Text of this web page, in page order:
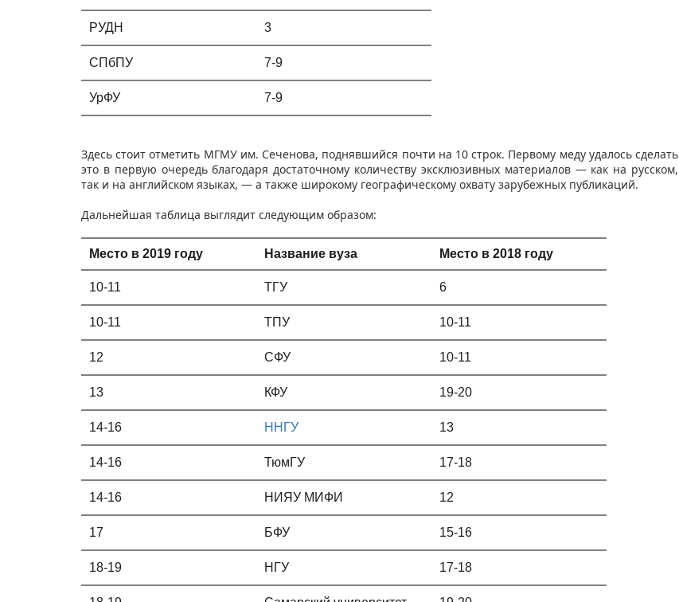
РУДН 3
СПбПУ 7-9
УрФУ 7-9​
Здесь стоит отметить МГМУ им. Сеченова, поднявшийся почти на 10 строк. Первому меду удалось сделать
это в первую очередь благодаря достаточному количеству эксклюзивных материалов — как на русском,
так и на английском языках, — а также широкому географическому охвату зарубежных публикаций.
Дальнейшая таблица выглядит следующим образом:​
Место в 2019 году Название вуза Место в 2018 году
10-11 ТГУ 6
10-11 ТПУ 10-11
12 СФУ 10-11
13 КФУ 19-20
14-16 ННГУ​ 13
14-16 ТюмГУ 17-18
14-16 НИЯУ МИФИ 12
17 БФУ 15-16
18-19 НГУ 17-18